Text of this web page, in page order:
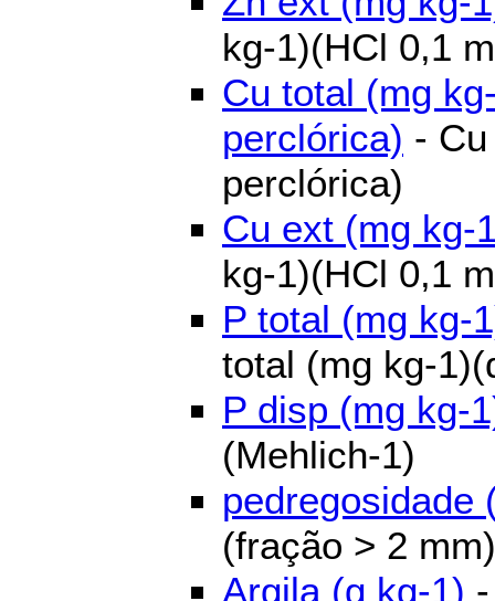
kg-1)(HCl 0,1
Cu total (mg
perclórica) -
perclórica)
Cu ext (mg kg-
kg-1)(HCl 0,1
P total (mg kg-
total (mg kg-
P disp (mg kg-
(Mehlich-1)
pedregosidade
(fração > 2 mm)
Argila (g kg-1)